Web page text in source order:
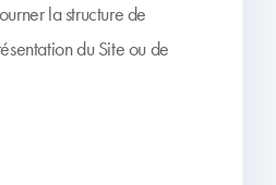
la structure de
du Site ou de